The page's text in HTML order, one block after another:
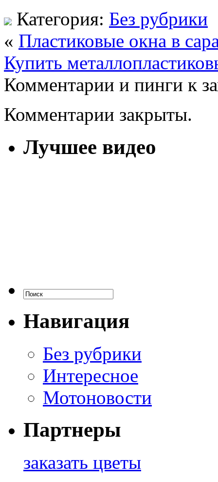
Категория: Без рубрики
« Пластиковые окна в
Купить
Комментарии и пинги к
Комментарии закрыты.
Лучшее видео
Навигация
Без рубрики
Интересное
Мотоновости
Партнеры
заказать цветы